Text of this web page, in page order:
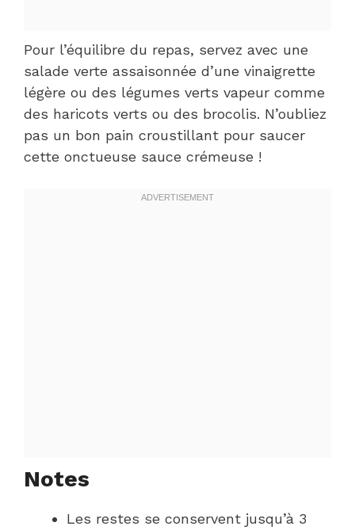
Pour l’équilibre du repas, servez avec une
salade verte assaisonnée d’une vinaigrette
légère ou des légumes verts vapeur comme
des haricots verts ou des brocolis. N’oubliez
pas un bon pain croustillant pour saucer
cette onctueuse sauce crémeuse !
Notes
Les restes se conservent jusqu’à 3